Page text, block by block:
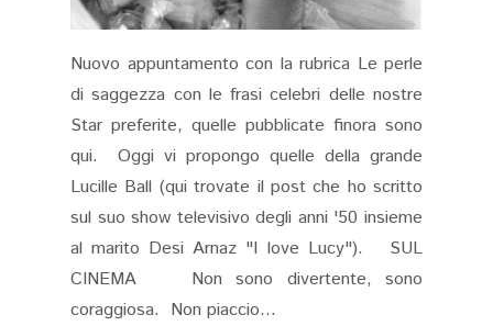
Nuovo appuntamento con la rubrica Le perle
di saggezza con le frasi celebri delle nostre
Star preferite, quelle pubblicate finora sono
qui. Oggi vi propongo quelle della grande
Lucille Ball (qui trovate il post che ho scritto
sul suo show televisivo degli anni '50 insieme
al marito Desi Arnaz "I love Lucy"). SUL
CINEMA Non sono divertente, sono
coraggiosa. Non piaccio...